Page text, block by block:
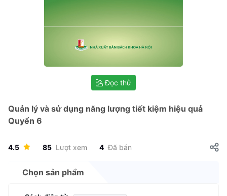
Đọc thử
Quản lý và sử dụng năng lượng tiết kiệm hiệu quả
Quyển 6
4.5 85 Lượt xem 4 Đã bán
Chọn sản phẩm